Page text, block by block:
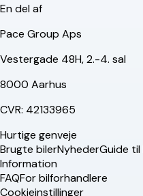
En del af
Pace Group Aps
Vestergade 48H, 2.-4. sal
8000 Aarhus
CVR: 42133965
Hurtige genveje
Brugte bilerNyhederGuide
Information
FAQFor bilforhandlere
Cookieinstillinger